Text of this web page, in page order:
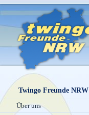
Twingo Freunde NRW
Über uns